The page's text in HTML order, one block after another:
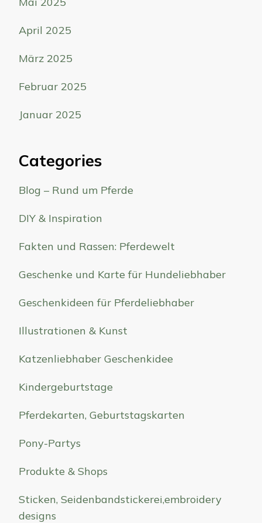
April 2025
März 2025
Februar 2025
Januar 2025
Categories
Blog – Rund um Pferde
DIY & Inspiration
Fakten und Rassen: Pferdewelt
Geschenke und Karte für Hundeliebhaber
Geschenkideen für Pferdeliebhaber
Illustrationen & Kunst
Katzenliebhaber Geschenkidee
Kindergeburtstage
Pferdekarten, Geburtstagskarten
Pony-Partys
Produkte & Shops
Sticken, Seidenbandstickerei,embroidery
designs